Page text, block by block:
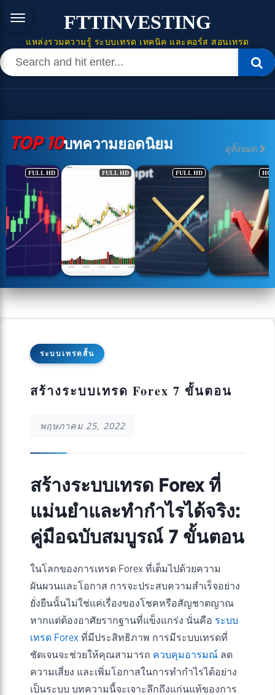
FTTINVESTING
แหล่งรวมความรู้ ระบบเทรด เทคนิค และคอร์ส สอนเทรด
TOP 10บทความยอดนิยม ดูทั้งหมด
FULL HD FULL HD FULL HD
ระบบเทรดสั้น
สร้างระบบเทรด Forex 7 ขั้นตอน
พฤษภาคม 25, 2022
สร้างระบบเทรด Forex ที่
แม่นยำและทำกำไรได้จริง:
คู่มือฉบับสมบูรณ์ 7 ขั้นตอน
ในโลกของการเทรด Forex ที่เต็มไปด้วยความ
ผันผวนและโอกาส การจะประสบความสำเร็จอย่าง
ยั่งยืนนั้นไม่ใช่แค่เรื่องของโชคหรือสัญชาตญาณ
หากแต่ต้องอาศัยรากฐานที่แข็งแกร่ง นั่นคือ ระบบ
เทรด Forex ที่มีประสิทธิภาพ การมีระบบเทรดที่
ชัดเจนจะช่วยให้คุณสามารถ ควบคุมอารมณ์ ลด
ความเสี่ยง และเพิ่มโอกาสในการทำกำไรได้อย่าง
เป็นระบบ บทความนี้จะเจาะลึกถึงแก่นแท้ของการ